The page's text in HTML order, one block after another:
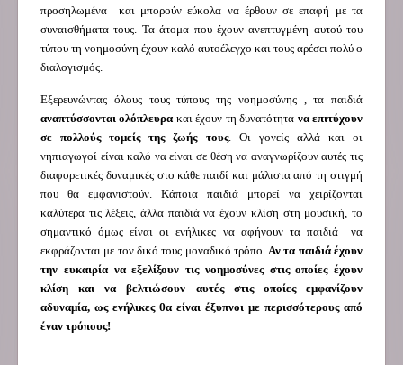
προσηλωμένα και μπορούν εύκολα να έρθουν σε επαφή με τα
συναισθήματα τους. Τα άτομα που έχουν ανεπτυγμένη αυτού του
τύπου τη νοημοσύνη έχουν καλό αυτοέλεγχο και τους αρέσει πολύ ο
διαλογισμός.
Εξερευνώντας όλους τους τύπους της νοημοσύνης , τα παιδιά
αναπτύσσονται ολόπλευρα και έχουν τη δυνατότητα να επιτύχουν
σε πολλούς τομείς της ζωής τους. Οι γονείς αλλά και οι
νηπιαγωγοί είναι καλό να είναι σε θέση να αναγνωρίζουν αυτές τις
διαφορετικές δυναμικές στο κάθε παιδί και μάλιστα από τη στιγμή
που θα εμφανιστούν. Κάποια παιδιά μπορεί να χειρίζονται
καλύτερα τις λέξεις, άλλα παιδιά να έχουν κλίση στη μουσική, το
σημαντικό όμως είναι οι ενήλικες να αφήνουν τα παιδιά να
εκφράζονται με τον δικό τους μοναδικό τρόπο.Αν τα παιδιά έχουν
την ευκαιρία να εξελίξουν τις νοημοσύνες στις οποίες έχουν
κλίση και να βελτιώσουν αυτές στις οποίες εμφανίζουν
αδυναμία, ως ενήλικες θα είναι έξυπνοι με περισσότερους από
έναν τρόπους!